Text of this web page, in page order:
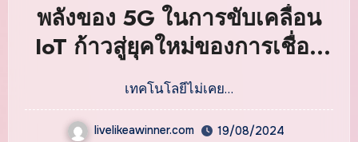
พลังของ 5G ในการขับเคลื่อน
IoT ก้าวสู่ยุคใหม่ของการเชื่อม
ต่อแบบเรียลไทม์
เทคโนโลยีไม่เคย…
livelikeawinner.com
19/08/2024